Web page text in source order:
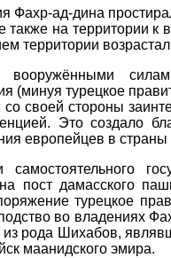
Фахр-ад-дина
также на территории к
территории
вооружёнными
(минуя турецкое
своей стороны
Это создало
европейцев в
самостоятельного
пост дамасского
турецкое
во владениях
рода Шихабов,
маанидского эмира.